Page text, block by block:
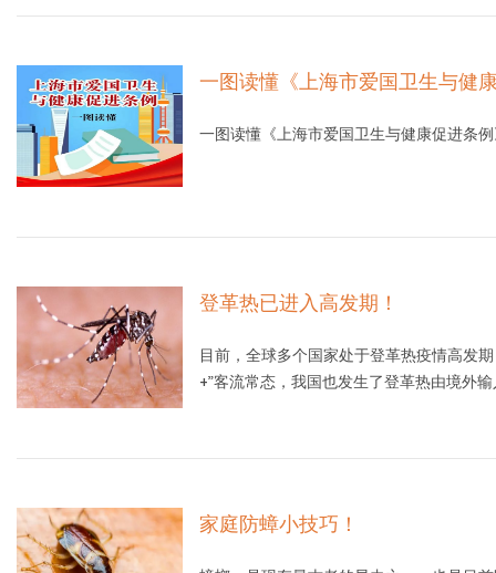
一图读懂《上海市爱国卫生与健
一图读懂《上海市爱国卫生与健康促进条
登革热已进入高发期！
目前，全球多个国家处于登革热疫情高发
+”客流常态，我国也发生了登革热由境外
家庭防蟑小技巧！